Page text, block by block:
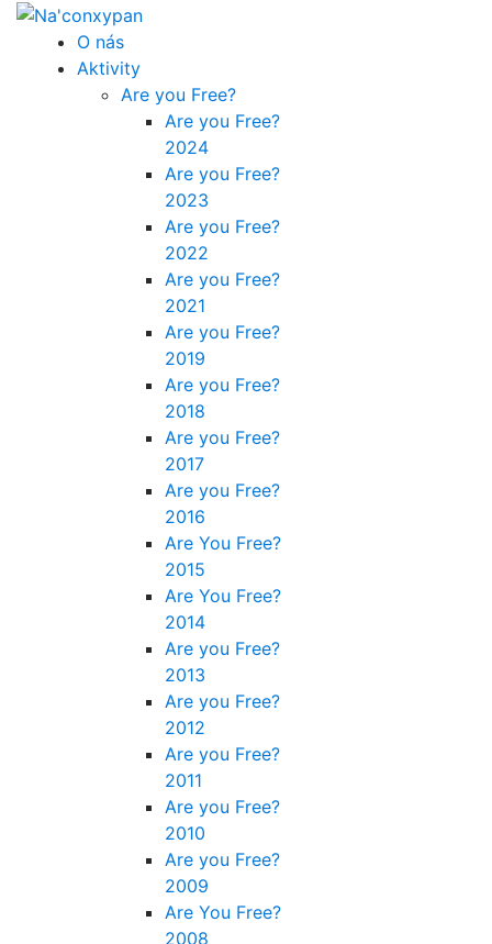
O nás
Aktivity
Are you Free?
Are you Free?
2024
Are you Free?
2023
Are you Free?
2022
Are you Free?
2021
Are you Free?
2019
Are you Free?
2018
Are you Free?
2017
Are you Free?
2016
Are You Free?
2015
Are You Free?
2014
Are you Free?
2013
Are you Free?
2012
Are you Free?
2011
Are you Free?
2010
Are you Free?
2009
Are You Free?
2008